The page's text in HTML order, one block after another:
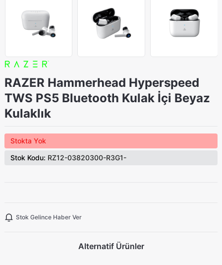
RAZER Hammerhead Hyperspeed
TWS PS5 Bluetooth Kulak İçi Beyaz
Kulaklık
Stokta Yok
Stok Kodu: RZ12-03820300-R3G1-
Stok Gelince Haber Ver
Alternatif Ürünler